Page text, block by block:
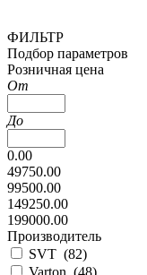
ФИЛЬТР
Подбор параметров
Розничная цена
От
До
0.00
49750.00
99500.00
149250.00
199000.00
Производитель
SVT (82)
Varton (48)